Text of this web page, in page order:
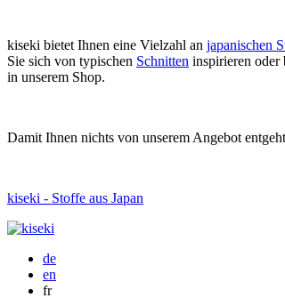
kiseki bietet Ihnen eine Vielzahl an japanischen
Sie sich von typischen Schnitten inspirieren oder
in unserem Shop.
Damit Ihnen nichts von unserem Angebot
kiseki - Stoffe aus Japan
de
en
fr